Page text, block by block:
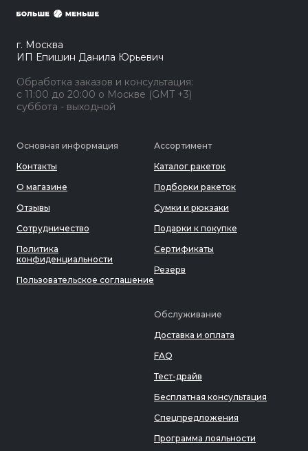
г. Москва
ИП Епишин Данила Юрьевич
Обработка заказов и консультация:
с 11:00 до 20:00 о Москве (GMT +3)
суббота - выходной
Основная информация
Контакты
О магазине
Отзывы
Сотрудничество
Политика
конфиденциальности
Пользовательское соглашение
Ассортимент
Каталог ракеток
Подборки ракеток
Сумки и рюкзаки
Подарки к покупке
Сертификаты
Резерв
Обслуживание
Доставка и оплата
FAQ
Тест-драйв
Бесплатная консультация
Спецпредложения
Программа лояльности